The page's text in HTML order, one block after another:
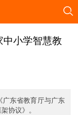
小学智慧教
东省教育厅与广东
协议》。